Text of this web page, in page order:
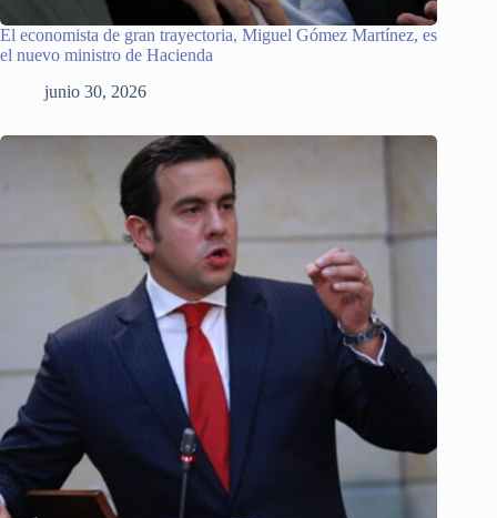
El economista de gran trayectoria, Miguel Gómez Martínez, es
el nuevo ministro de Hacienda
junio 30, 2026